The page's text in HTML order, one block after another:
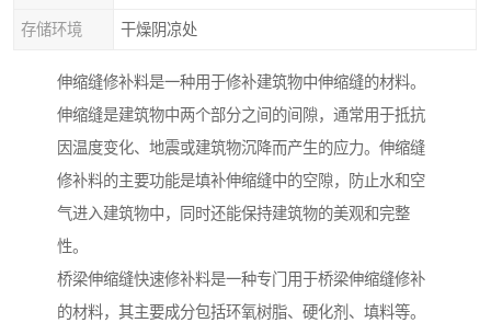
存储环境 干燥阴凉处
伸缩缝修补料是一种用于修补建筑物中伸缩缝的材料。
伸缩缝是建筑物中两个部分之间的间隙，通常用于抵抗
因温度变化、地震或建筑物沉降而产生的应力。伸缩缝
修补料的主要功能是填补伸缩缝中的空隙，防止水和空
气进入建筑物中，同时还能保持建筑物的美观和完整
性。
桥梁伸缩缝快速修补料是一种专门用于桥梁伸缩缝修补
的材料，其主要成分包括环氧树脂、硬化剂、填料等。